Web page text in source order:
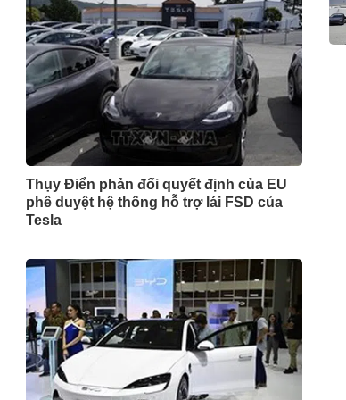
Thụy Điển phản đối quyết định của EU
phê duyệt hệ thống hỗ trợ lái FSD của
Tesla